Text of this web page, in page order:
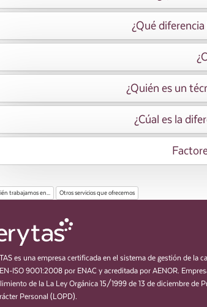
¿Qué
¿Quién es un
¿Cúal es la
trabajamos en... Otros servicios que ofrecemos
es una empresa certificada en el sistema de gestión de la
ISO 9001:2008 por ENAC y acreditada por AENOR.
de la La Ley Orgánica 15/1999 de 13 de diciembre de
Personal (LOPD).